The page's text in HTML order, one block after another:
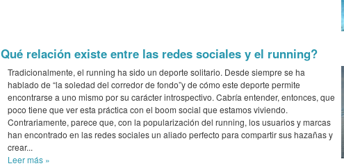
Qué relación existe entre las redes sociales y el running?
Tradicionalmente, el running ha sido un deporte solitario. Desde siempre se ha
hablado de “la soledad del corredor de fondo”y de cómo este deporte permite
encontrarse a uno mismo por su carácter introspectivo. Cabría entender, entonces, que
poco tiene que ver esta práctica con el boom social que estamos viviendo.
Contrariamente, parece que, con la popularización del running, los usuarios y marcas
han encontrado en las redes sociales un aliado perfecto para compartir sus hazañas y
crear...
Leer más »